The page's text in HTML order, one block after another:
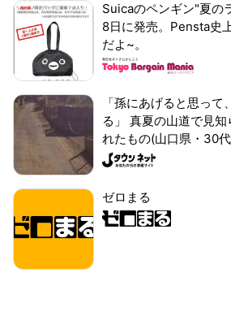
Suicaのペンギン"夏の
8日に発売。Pensta史
だよ~。
「孫にあげると思っ
る」 真夏の山道で見
れたもの(山口県・30
ゼロまる